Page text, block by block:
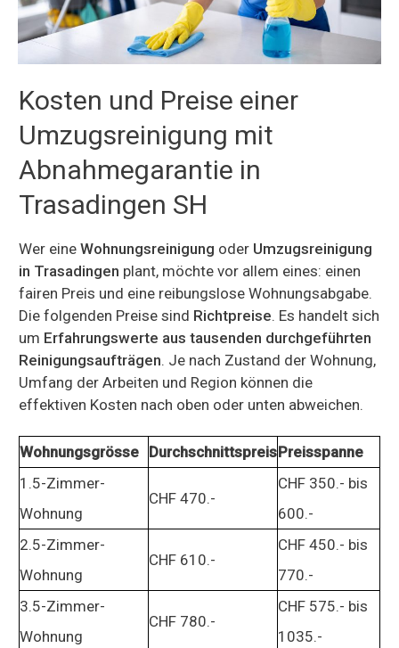
Kosten und Preise einer
Umzugsreinigung mit
Abnahmegarantie in
Trasadingen SH
Wer eine Wohnungsreinigung oder Umzugsreinigung
in Trasadingen plant, möchte vor allem eines: einen
fairen Preis und eine reibungslose Wohnungsabgabe.
Die folgenden Preise sind Richtpreise. Es handelt sich
um Erfahrungswerte aus tausenden durchgeführten
Reinigungsaufträgen. Je nach Zustand der Wohnung,
Umfang der Arbeiten und Region können die
effektiven Kosten nach oben oder unten abweichen.
Wohnungsgrösse DurchschnittspreisPreisspanne
1.5-Zimmer-
Wohnung
CHF 470.-
CHF 350.- bis
600.-
2.5-Zimmer-
Wohnung
CHF 610.-
CHF 450.- bis
770.-
3.5-Zimmer-
Wohnung
CHF 780.-
CHF 575.- bis
1035.-